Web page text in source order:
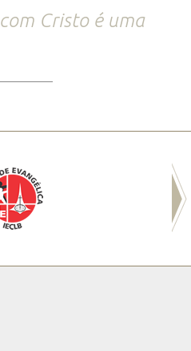
Cristo é uma